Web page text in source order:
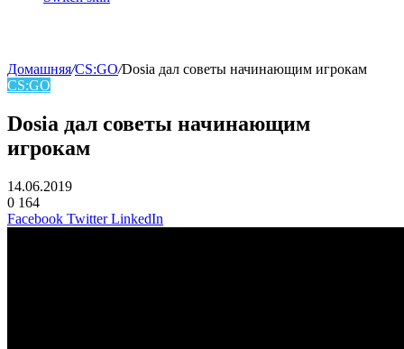
Домашняя/CS:GO/Dosia дал советы начинающим игрокам
CS:GO
Dosia дал советы начинающим
игрокам
14.06.2019
0 164
Facebook Twitter LinkedIn